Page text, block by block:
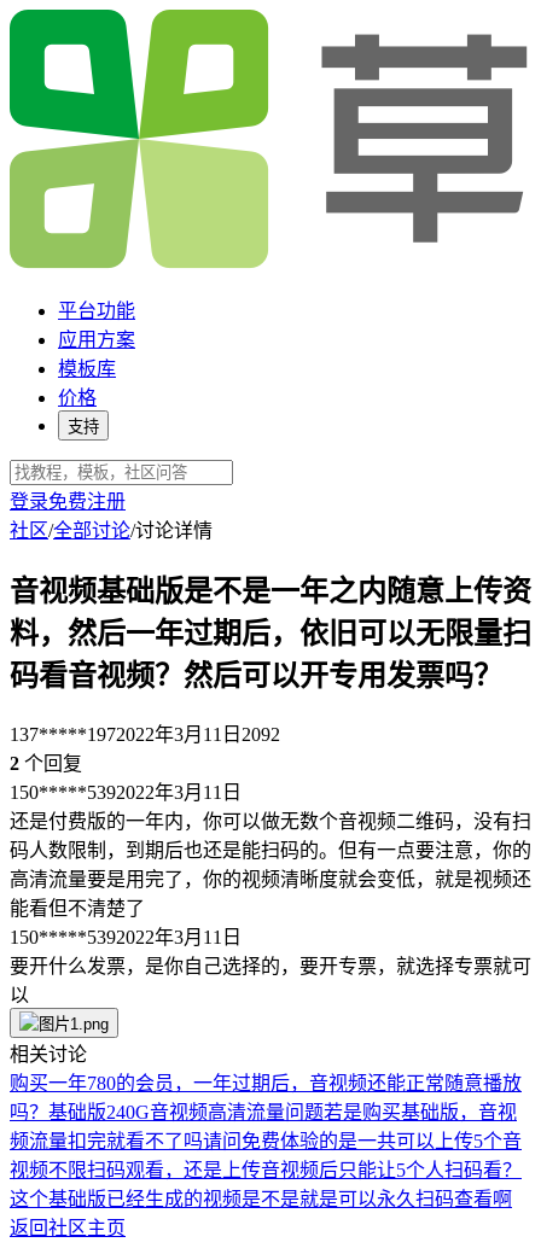
平台功能
应用方案
模板库
价格
支持
登录免费注册
社区/全部讨论/讨论详情
音视频基础版是不是一年之内随意上传资
料，然后一年过期后，依旧可以无限量扫
码看音视频？然后可以开专用发票吗？
137*****1972022年3月11日 2092
2 个回复
150*****5392022年3月11日
还是付费版的一年内，你可以做无数个音视频二维码，没有扫
码人数限制，到期后也还是能扫码的。但有一点要注意，你的
高清流量要是用完了，你的视频清晰度就会变低，就是视频还
能看但不清楚了
150*****5392022年3月11日
要开什么发票，是你自己选择的，要开专票，就选择专票就可
以
相关讨论
购买一年780的会员，一年过期后，音视频还能正常随意播放
吗？ 基础版240G音视频高清流量问题若是购买基础版，音视
频流量扣完就看不了吗请问免费体验的是一共可以上传5个音
视频不限扫码观看，还是上传音视频后只能让5个人扫码看？
这个基础版已经生成的视频是不是就是可以永久扫码查看啊
返回社区主页